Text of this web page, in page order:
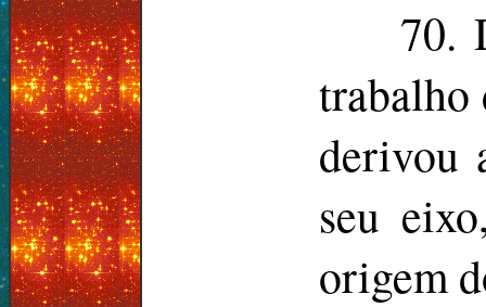
70.
trabalho
derivou
seu
origem